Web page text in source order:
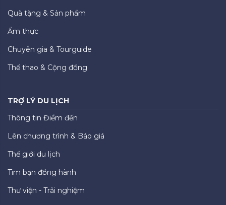
Quà tặng & Sản phẩm
Ẩm thực
Chuyên gia & Tourguide
Thể thao & Cộng đồng
TRỢ LÝ DU LỊCH
Thông tin Điểm đến
Lên chương trình & Báo giá
Thế giới du lịch
Tìm bạn đồng hành
Thư viện - Trải nghiệm